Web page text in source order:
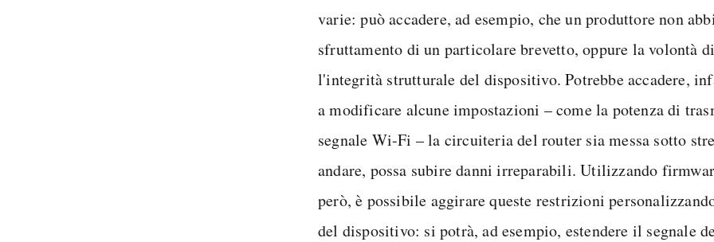
varie: può accadere, ad esempio, che un produttore non
sfruttamento di un particolare brevetto, oppure la volontà
l'integrità strutturale del dispositivo. Potrebbe accadere,
a modificare alcune impostazioni – come la potenza di
segnale Wi-Fi – la circuiteria del router sia messa sotto
andare, possa subire danni irreparabili. Utilizzando
però, è possibile aggirare queste restrizioni
del dispositivo: si potrà, ad esempio, estendere il segnale